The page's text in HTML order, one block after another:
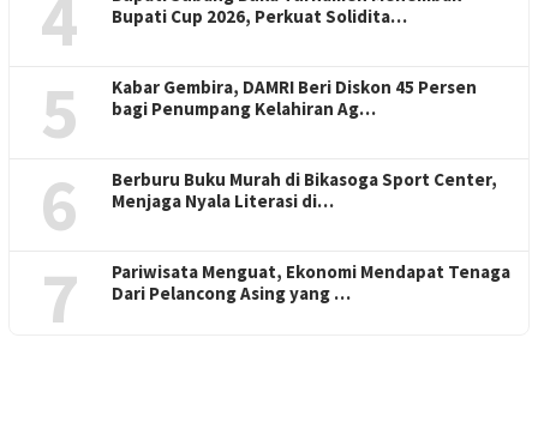
4
Bupati Cup 2026, Perkuat Solidita…
5
Kabar Gembira, DAMRI Beri Diskon 45 Persen
bagi Penumpang Kelahiran Ag…
6
Berburu Buku Murah di Bikasoga Sport Center,
Menjaga Nyala Literasi di…
7
Pariwisata Menguat, Ekonomi Mendapat Tenaga
Dari Pelancong Asing yang …